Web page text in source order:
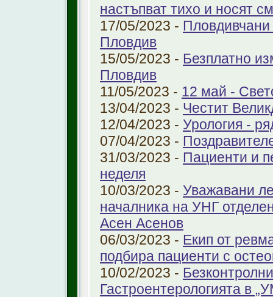
настъпват тихо и носят
17/05/2023 -
Пловдив
15/05/2023 - Безплатно
Пловдив
11/05/2023 - 12 май -
13/04/2023 - Честит
12/04/2023 - Урология -
07/04/2023 -
31/03/2023 - Пациенти и
неделя
10/03/2023 - Уважавани
началника на УНГ
Асен Асенов
06/03/2023 - Екип от
подбира пациенти с
10/02/2023 -
Гастроентерологията в